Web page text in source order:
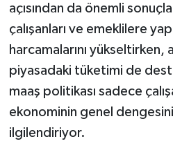
açısından da önemli
çalışanları ve emeklilere
harcamalarını yükseltirken,
piyasadaki tüketimi de
maaş politikası sadece
ekonominin genel
ilgilendiriyor.